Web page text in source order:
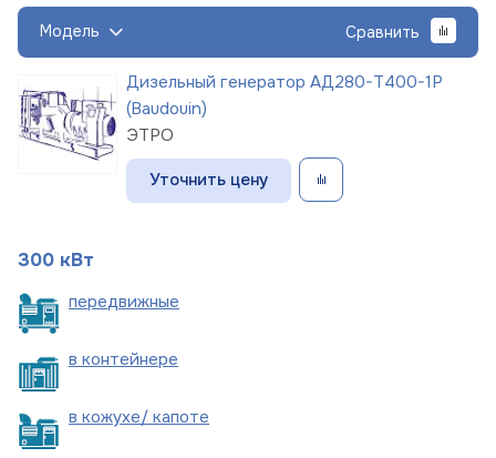
Модель Сравнить
Дизельный генератор АД280-Т400-1Р
(Baudouin)
ЭТРО
Уточнить цену
300 кВт
передвижные
в контейнере
в кожухе/ капоте